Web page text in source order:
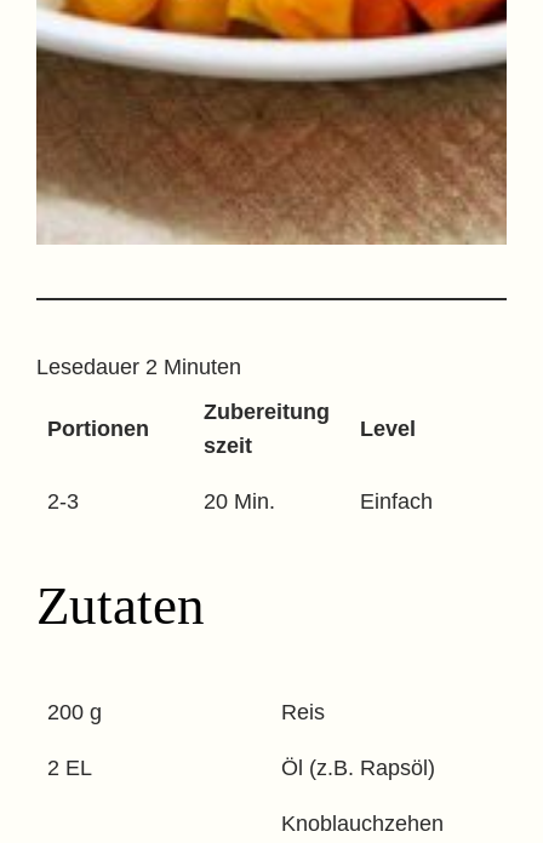
Lesedauer 2 Minuten
Portionen
Zubereitung
szeit
Level
2-3 20 Min. Einfach
Zutaten
200 g Reis
2 EL Öl (z.B. Rapsöl)
Knoblauchzehen